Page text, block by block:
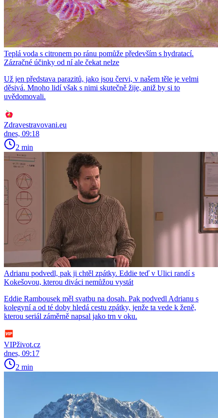
Teplá voda s citronem po ránu pomůže především s hydratací.
Zázračné účinky od ní ale čekat nelze
Už jen představa parazitů, jako jsou červi, v našem těle je velmi
děsivá. Mnoho lidí však s nimi skutečně žije, aniž by si to
uvědomovali.
Zdravestravovani.eu
dnes, 09:18
2 min
Adrianu podvedl, pak ji chtěl zpátky. Eddie teď v Ulici randí s
Kokešovou, kterou diváci nemůžou vystát
Eddie Rambousek měl svatbu na dosah. Pak podvedl Adrianu s
kolegyní a od té doby hledá cestu zpátky, jenže ta vede k ženě,
kterou seriál záměrně napsal jako trn v oku.
VIPživot.cz
dnes, 09:17
2 min